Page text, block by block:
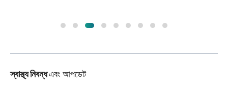
স্বাস্থ্য নিবন্ধএবং আপডেট